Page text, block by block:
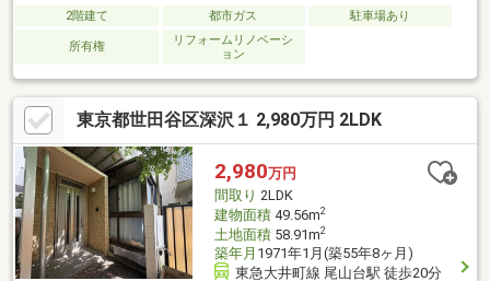
2階建て 都市ガス 駐車場あり
所有権
リフォームリノベーシ
ョン
東京都世田谷区深沢１ 2,980万円 2LDK
2,980万円
間取り 2LDK
建物面積49.56m2
土地面積58.91m2
築年月 1971年1月(築55年8ヶ月)
東急大井町線 尾山台駅 徒歩20分